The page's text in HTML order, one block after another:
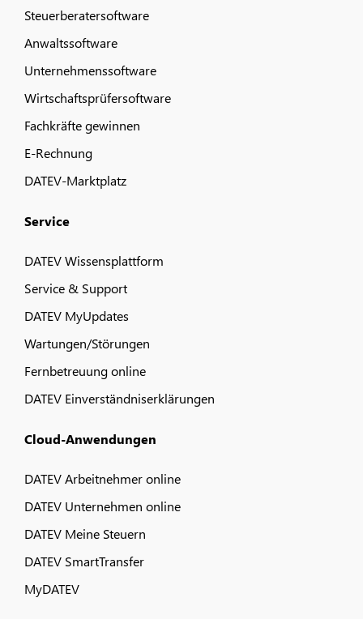
Steuerberatersoftware
Anwaltssoftware
Unternehmenssoftware
Wirtschaftsprüfersoftware
Fachkräfte gewinnen
E-Rechnung
DATEV-Marktplatz
Service
DATEV Wissensplattform
Service & Support
DATEV MyUpdates
Wartungen/Störungen
Fernbetreuung online
DATEV Einverständniserklärungen
Cloud-Anwendungen
DATEV Arbeitnehmer online
DATEV Unternehmen online
DATEV Meine Steuern
DATEV SmartTransfer
MyDATEV